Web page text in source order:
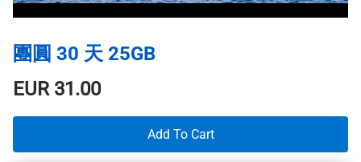
團圓 30 天 25GB
EUR31.00
Add To Cart